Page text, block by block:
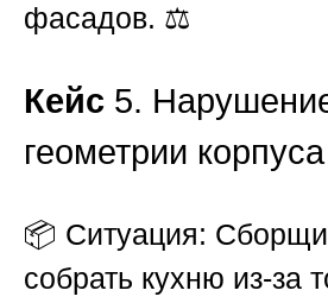
фасадов. ⚖️
Кейс 5.
геометрии корпуса
📦 Ситуация:
собрать кухню из-за